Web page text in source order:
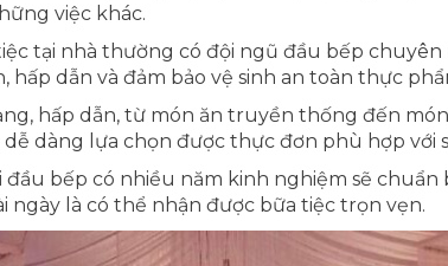
việc khác.
tại nhà thường có đội ngũ đầu bếp chuyên
dẫn và đảm bảo vệ sinh an toàn thực
hấp dẫn, từ món ăn truyền thống đến
dàng lựa chọn được thực đơn phù hợp với
bếp có nhiều năm kinh nghiệm sẽ
ngày là có thể nhận được bữa tiệc trọn vẹn.